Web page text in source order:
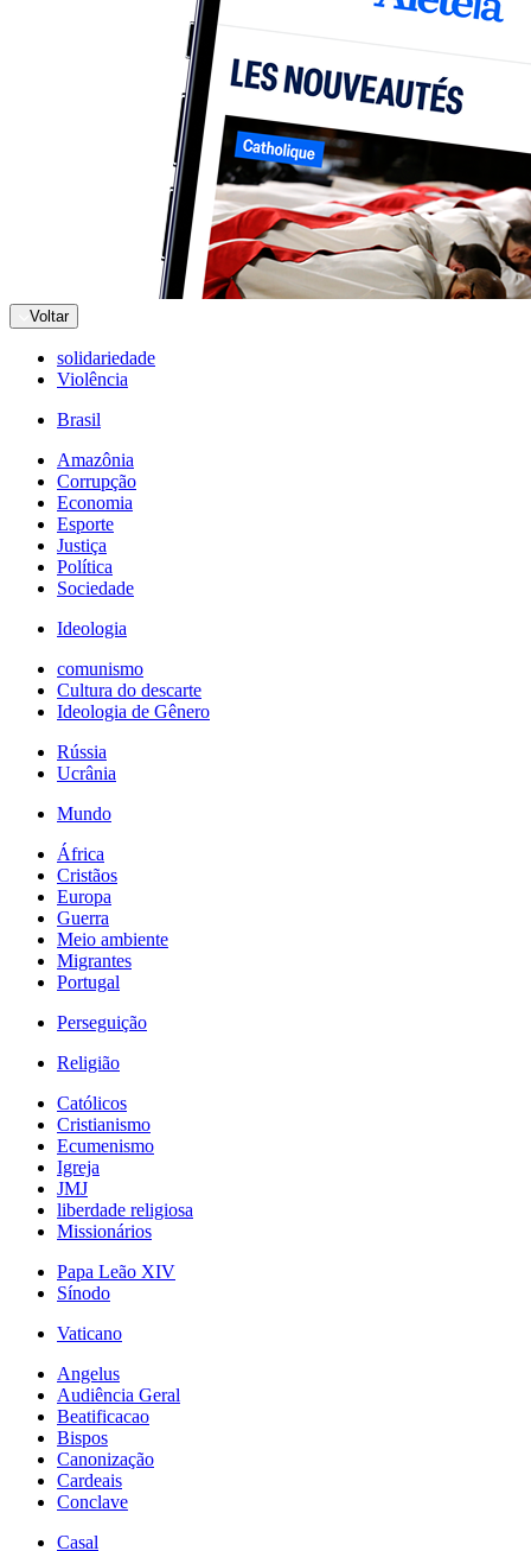
Voltar
solidariedade
Violência
Brasil
Amazônia
Corrupção
Economia
Esporte
Justiça
Política
Sociedade
Ideologia
comunismo
Cultura do descarte
Ideologia de Gênero
Rússia
Ucrânia
Mundo
África
Cristãos
Europa
Guerra
Meio ambiente
Migrantes
Portugal
Perseguição
Religião
Católicos
Cristianismo
Ecumenismo
Igreja
JMJ
liberdade religiosa
Missionários
Papa Leão XIV
Sínodo
Vaticano
Angelus
Audiência Geral
Beatificacao
Bispos
Canonização
Cardeais
Conclave
Casal